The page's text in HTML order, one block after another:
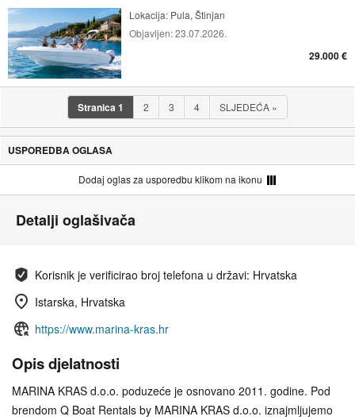
Lokacija: Pula, Štinjan
Objavljen:23.07.2026.
29.000 €
Stranica1 2 3 4 SLJEDEĆA »
USPOREDBA OGLASA
Dodaj oglas za usporedbu klikom na ikonu
Detalji oglašivača
Korisnik je verificirao broj telefona u državi: Hrvatska
Istarska, Hrvatska
https://www.marina-kras.hr
Opis djelatnosti
MARINA KRAS d.o.o. poduzeće je osnovano 2011. godine. Pod
brendom Q Boat Rentals by MARINA KRAS d.o.o. iznajmljujemo